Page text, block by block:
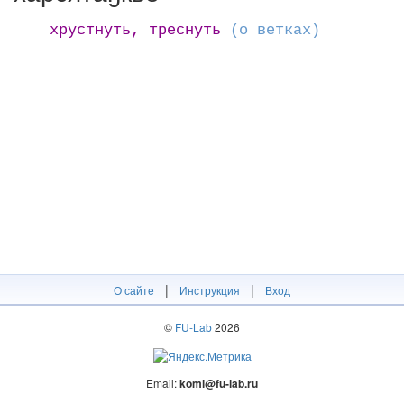
хрустнуть, треснуть (о ветках)
О сайте | Инструкция | Вход
© FU-Lab2026
Email:komi@fu-lab.ru